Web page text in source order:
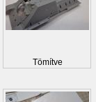
Tömítve